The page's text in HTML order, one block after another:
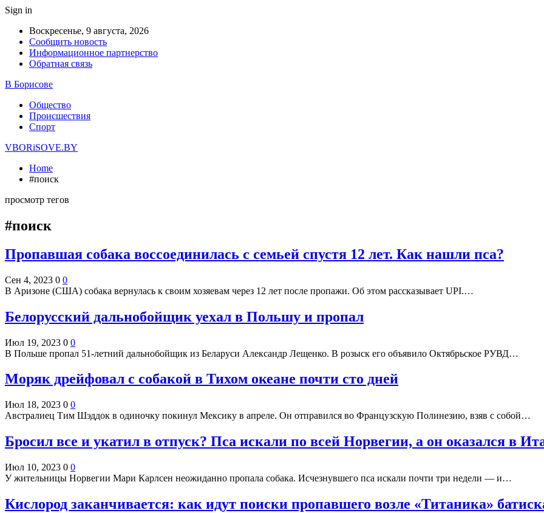
Sign in
Воскресенье, 9 августа, 2026
Сообщить новость
Информационное партнерство
Обратная связь
В Борисове
Общество
Происшествия
Спорт
VBORiSOVE.BY
Home
#поиск
просмотр тегов
#поиск
Пропавшая собака воссоединилась с семьей спустя 12 лет. Как нашли пса?
Сен 4, 2023 0 0
В Аризоне (США) собака вернулась к своим хозяевам через 12 лет после пропажи. Об этом рассказывает UPI.…
Белорусский дальнобойщик уехал в Польшу и пропал
Июл 19, 2023 0 0
В Польше пропал 51-летний дальнобойщик из Беларуси Александр Лещенко. В розыск его объявило Октябрьское РУВД…
Моряк дрейфовал с собакой в Тихом океане почти сто дней
Июл 18, 2023 0 0
Австралиец Тим Шэддок в одиночку покинул Мексику в апреле. Он отправился во Французскую Полинезию, взяв с собой…
Бросил все и укатил в отпуск? Пса искали по всей Норвегии, а он оказался в
Июл 10, 2023 0 0
У жительницы Норвегии Мари Карлсен неожиданно пропала собака. Исчезнувшего пса искали почти три недели — и…
Кислород заканчивается: как идут поиски пропавшего возле «Титаника»